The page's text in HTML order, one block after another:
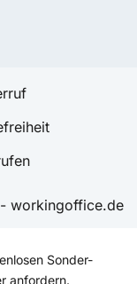
workingoffice.de
Sonder-
anfordern.